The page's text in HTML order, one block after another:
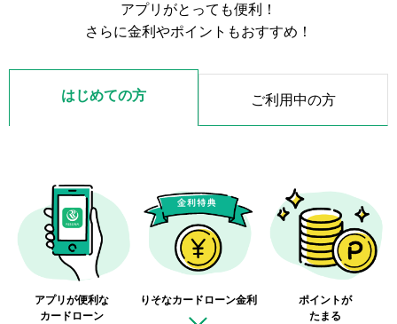
アプリがとっても便利！
さらに金利やポイントもおすすめ！
はじめての方 ご利用中の方
アプリが便利な
カードローン
りそなカードローン金利
ポイントが
たまる